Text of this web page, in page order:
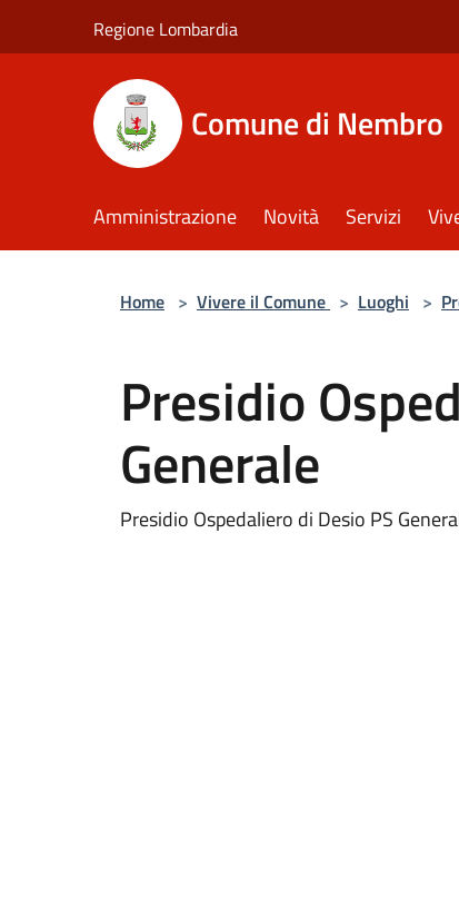
Regione Lombardia
Comune di Nembro
Amministrazione Novità Servizi
Home > Vivere il Comune > Luoghi >
Presidio
Generale
Presidio Ospedaliero di Desio PS